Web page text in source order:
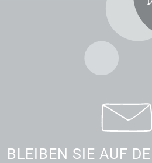
BLEIBEN SIE AUF